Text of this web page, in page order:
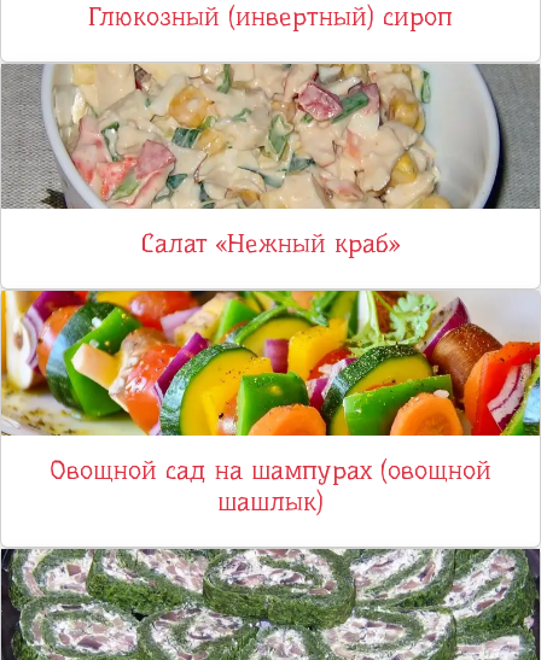
Глюкозный (инвертный) сироп
Салат «Нежный краб»
Овощной сад на шампурах (овощной
шашлык)